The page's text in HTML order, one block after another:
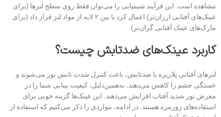
مشاهده است. این فرآیند شیمیایی را می‌توان فقط روی سطح لنزها (برای
عینک‌های آفتابی ارزان‌تر) اعمال کرد یا بین ۲ لایه از مواد لنز قرار داد (برای
مارک‌های عینک آفتابی گران‌تر).
کاربرد عینک‌های ضدتابش چیست؟
لنزهای آفتابی پلاریزه یا ضدتابش، باعث کنترل شدت تابش نور می‌شوند و
خستگی چشم را کاهش می‌دهند. به‌همین‌دلیل، کیفیت بینایی شما را در
معرض نور شدید آفتاب افزایش می‌دهند. این عینک‌ها گزینه خوبی برای
استفاده‌های روزمره هستند. در ادامه، مواردی را ذکر می‌کنیم که استفاده از